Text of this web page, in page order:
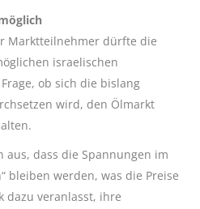
Marktteilnehmer dürfte die
israelischen
ob sich die bislang
wird, den Ölmarkt
aus, dass die Spannungen im
bleiben werden, was die Preise
dazu veranlasst, ihre